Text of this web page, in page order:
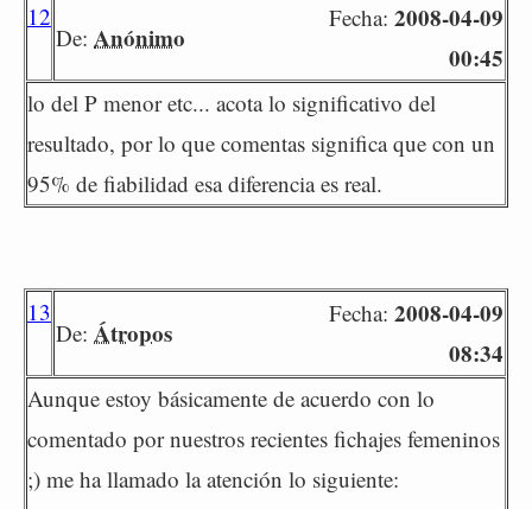
12
De: Anónimo
Fecha: 2008-04-09
00:45
lo del P menor etc... acota lo significativo del
resultado, por lo que comentas significa que con un
95% de fiabilidad esa diferencia es real.
13
De: Átropos
Fecha: 2008-04-09
08:34
Aunque estoy básicamente de acuerdo con lo
comentado por nuestros recientes fichajes femeninos
;) me ha llamado la atención lo siguiente: